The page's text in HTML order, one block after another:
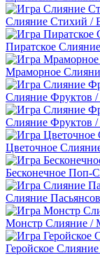
Слияние Стихий /
Пиратское
Мраморное
Слияние Фруктов /
Слияние Фруктов /
Цветочное
Бесконечное Поп-
Слияние
Монстр Слияние /
Геройское